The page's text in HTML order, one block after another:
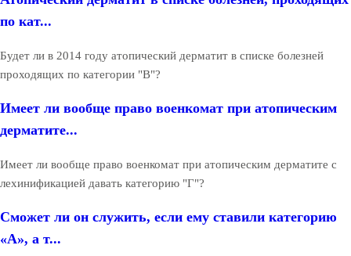
по кат...
Будет ли в 2014 году атопический дерматит в списке болезней
проходящих по категории "В"?
Имеет ли вообще право военкомат при атопическим
дерматите...
Имеет ли вообще право военкомат при атопическим дерматите с
лехинификацией давать категорию "Г"?
Сможет ли он служить, если ему ставили категорию
«А», а т...